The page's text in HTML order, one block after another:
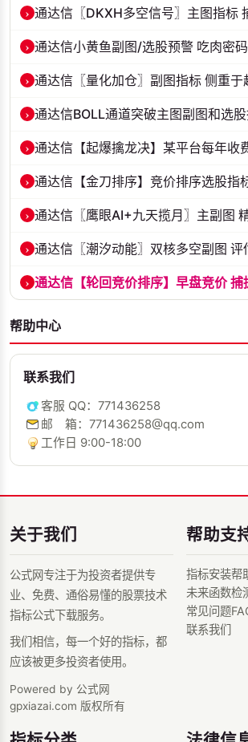
›
›
›
›
›
›
›
›
›
帮助中心
联系我们
客服 QQ：771436258
邮 箱：771436258@qq.com
工作日 9:00-18:00
关于我们
公式网专注于为投资者提供专
业、免费、通俗易懂的股票技术
指标公式下载服务。
我们相信，每一个好的指标，都
应该被更多投资者使用。
Powered by 公式网
gpxiazai.com 版权所有
帮助支
指标安装帮
未来函数检
常见问题
联系我们